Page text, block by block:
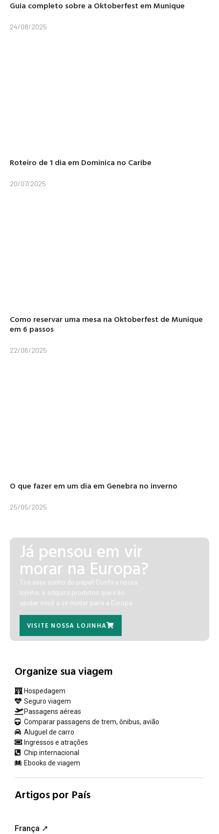
Guia completo sobre a Oktoberfest em Munique
24/08/2025
Roteiro de 1 dia em Dominica no Caribe
20/07/2025
Como reservar uma mesa na Oktoberfest de Munique
em 6 passos
22/06/2025
O que fazer em um dia em Genebra no inverno
25/05/2025
Já pensou em vir
morar na Europa?
Tire esse sonho do papel! Confira nossa
lojinha, e adquira produtos que irão
ajudar você a se mudar para a Europa.
VISITE NOSSA LOJINHA
Organize sua viagem
Hospedagem
Seguro viagem
Passagens aéreas
Comparar passagens de trem, ônibus, avião
Aluguel de carro
Ingressos e atrações
Chip internacional
Ebooks de viagem
Artigos por País
França ➚